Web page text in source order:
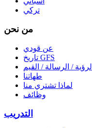
تركي
من نحن
عن قودي
تاريخ GFS
الرؤية / الرسالة / القيم
طهاتنا
لماذا تشتري منا
وظائف
التدريب